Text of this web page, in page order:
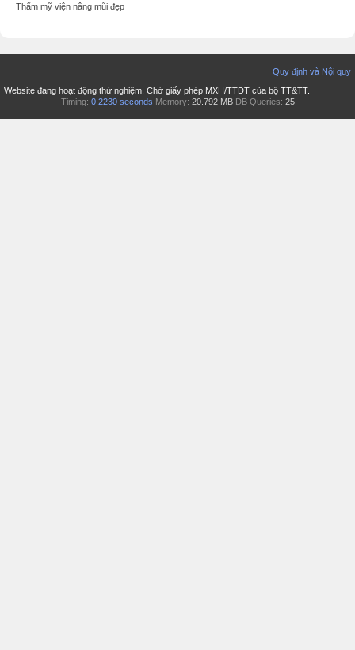
Thẩm mỹ viện nâng mũi đẹp
Quy định và Nội quy
Website đang hoạt động thử nghiệm. Chờ giấy phép MXH/TTDT của bộ TT&TT.
Timing: 0.2230 seconds Memory: 20.792 MB DB Queries: 25